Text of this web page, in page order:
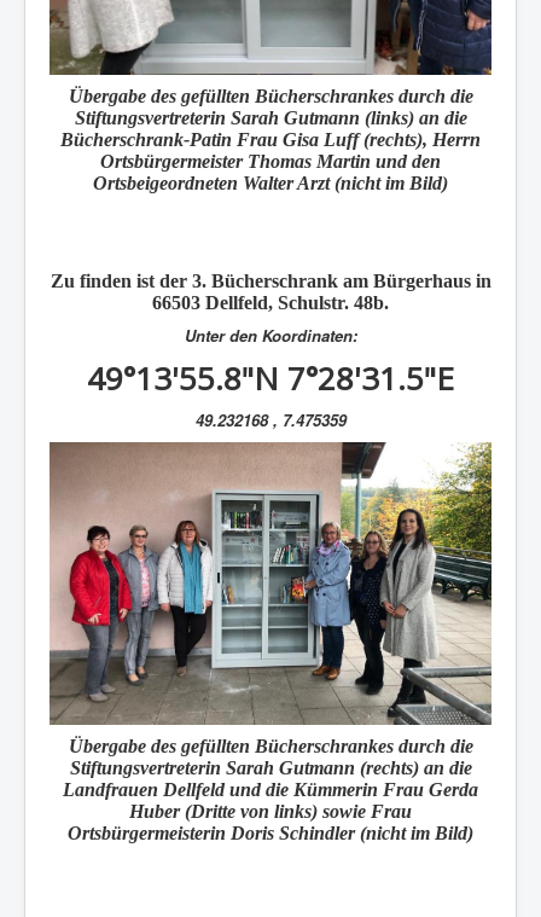
Übergabe des gefüllten Bücherschrankes durch die
Stiftungsvertreterin Sarah Gutmann (links) an die
Bücherschrank-Patin Frau Gisa Luff (rechts), Herrn
Ortsbürgermeister Thomas Martin und den
Ortsbeigeordneten Walter Arzt (nicht im Bild)
Zu finden ist der 3. Bücherschrankam Bürgerhaus in
66503 Dellfeld, Schulstr. 48b.
Unter den Koordinaten:
49°13'55.8"N 7°28'31.5"E
49.232168 , 7.475359
Übergabe des gefüllten Bücherschrankes durch die
Stiftungsvertreterin Sarah Gutmann (rechts) an die
Landfrauen Dellfeld und die Kümmerin Frau Gerda
Huber (Dritte von links) sowie Frau
Ortsbürgermeisterin Doris Schindler (nicht im Bild)